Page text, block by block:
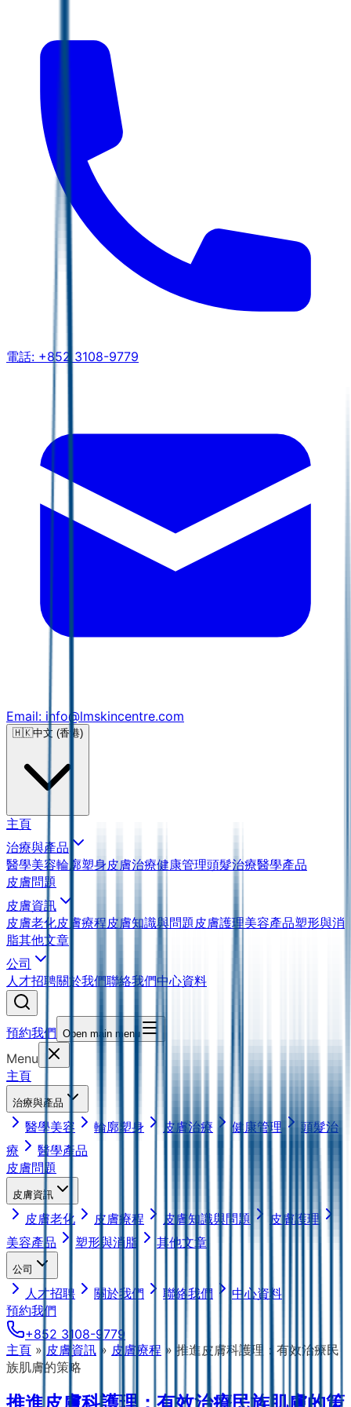
電話: +852 3108-9779
Email: info@lmskincentre.com
🇭🇰中文 (香港)
主頁
治療與產品
醫學美容輪廓塑身皮膚治療健康管理頭髮治療醫學產品
皮膚問題
皮膚資訊
皮膚老化皮膚療程皮膚知識與問題皮膚護理美容產品塑形與消
脂其他文章
公司
人才招聘關於我們聯絡我們中心資料
預約我們 Open main menu
Menu
主頁
治療與產品
醫學美容 輪廓塑身 皮膚治療 健康管理
頭髮治
療
醫學產品
皮膚問題
皮膚資訊
皮膚老化 皮膚療程 皮膚知識與問題
皮膚護理
美容產品
塑形與消脂 其他文章
公司
人才招聘 關於我們 聯絡我們
中心資料
預約我們
+852 3108-9779
主頁 » 皮膚資訊 » 皮膚療程 » 推進皮膚科護理：有效治療民
族肌膚的策略